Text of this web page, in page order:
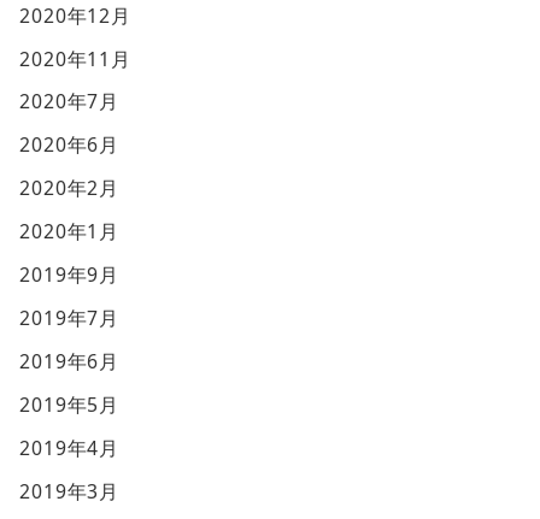
2020年12月
2020年11月
2020年7月
2020年6月
2020年2月
2020年1月
2019年9月
2019年7月
2019年6月
2019年5月
2019年4月
2019年3月